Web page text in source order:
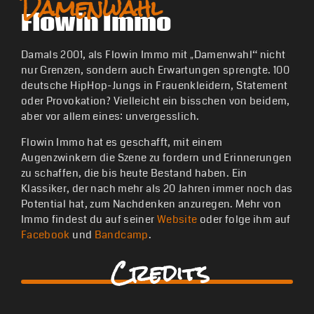
Flowin Immo
Damals 2001, als Flowin Immo mit „Damenwahl“ nicht
nur Grenzen, sondern auch Erwartungen sprengte. 100
deutsche HipHop-Jungs in Frauenkleidern, Statement
oder Provokation? Vielleicht ein bisschen von beidem,
aber vor allem eines: unvergesslich.
Flowin Immo hat es geschafft, mit einem
Augenzwinkern die Szene zu fordern und Erinnerungen
zu schaffen, die bis heute Bestand haben. Ein
Klassiker, der nach mehr als 20 Jahren immer noch das
Potential hat, zum Nachdenken anzuregen. Mehr von
Immo findest du auf seinerWebsite oder folge ihm auf
Facebook und Bandcamp.
Credits